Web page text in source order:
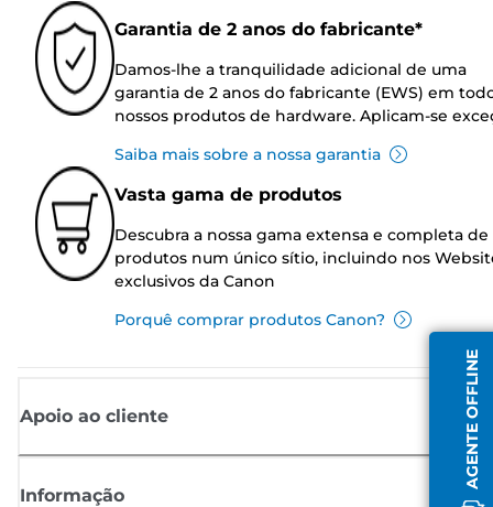
AGENTE OFFLINE
Garantia de 2 anos do fabricante*
Damos-lhe a tranquilidade adicional de uma
garantia de 2 anos do fabricante (EWS) em
nossos produtos de hardware. Aplicam-se
Saiba mais sobre a nossa garantia
Vasta gama de produtos
Descubra a nossa gama extensa e completa de
produtos num único sítio, incluindo nos
exclusivos da Canon
Porquê comprar produtos Canon?
Apoio ao cliente
Informação